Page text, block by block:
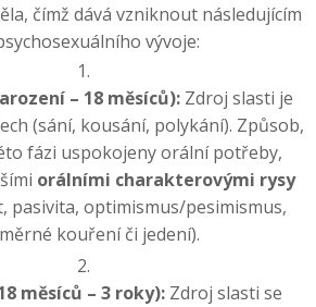
čímž dává vzniknout následujícím
vývoje:
– 18 měsíců):Zdroj slasti je
(sání, kousání, polykání). Způsob,
fázi uspokojeny orální potřeby,
orálními charakterovými rysy
pasivita, optimismus/pesimismus,
kouření či jedení).
měsíců – 3 roky):Zdroj slasti se